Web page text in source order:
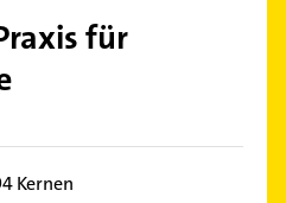
für
Kernen